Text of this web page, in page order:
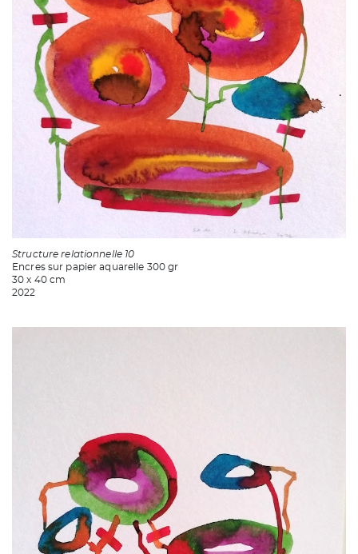
Structure relationnelle 10
Encres sur papier aquarelle 300 gr
30 x 40 cm
2022